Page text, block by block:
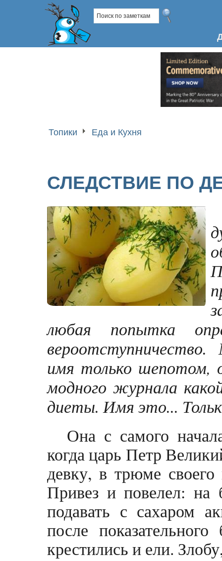
Топики Еда и Кухня
СЛЕДСТВИЕ ПО
любая попытка
имя только шепотом,
модного журнала
диеты. Имя это...
Она с самого
когда царь Петр
девку, в трюме
Привез и повелел: на
подавать с сахаром
после
крестились и ели.